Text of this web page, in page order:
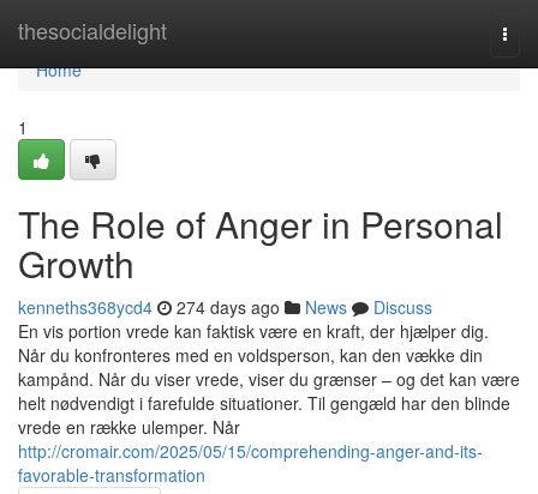
thesocialdelight
Home
Home
1
The Role of Anger in Personal
Growth
kenneths368ycd4 274 days ago News
Discuss
En vis portion vrede kan faktisk være en kraft, der hjælper dig.
Når du konfronteres med en voldsperson, kan den vække din
kampånd. Når du viser vrede, viser du grænser – og det kan være
helt nødvendigt i farefulde situationer. Til gengæld har den blinde
vrede en række ulemper. Når
http://cromair.com/2025/05/15/comprehending-anger-and-its-
favorable-transformation